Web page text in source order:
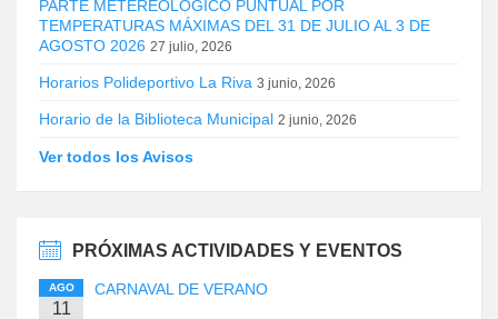
PARTE METEREOLÓGICO PUNTUAL POR
TEMPERATURAS MÁXIMAS DEL 31 DE JULIO AL 3 DE
AGOSTO 2026 27 julio, 2026
Horarios Polideportivo La Riva 3 junio, 2026
Horario de la Biblioteca Municipal 2 junio, 2026
Ver todos los Avisos
PRÓXIMAS ACTIVIDADES Y EVENTOS
AGO
11
CARNAVAL DE VERANO